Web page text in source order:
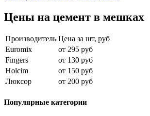
Цены на цемент в мешках
Производитель Цена за шт, руб
Euromix
от 295 руб
Fingers
от 130 руб
Holcim
от 150 руб
Люксор
от 200 руб
Популярные категории